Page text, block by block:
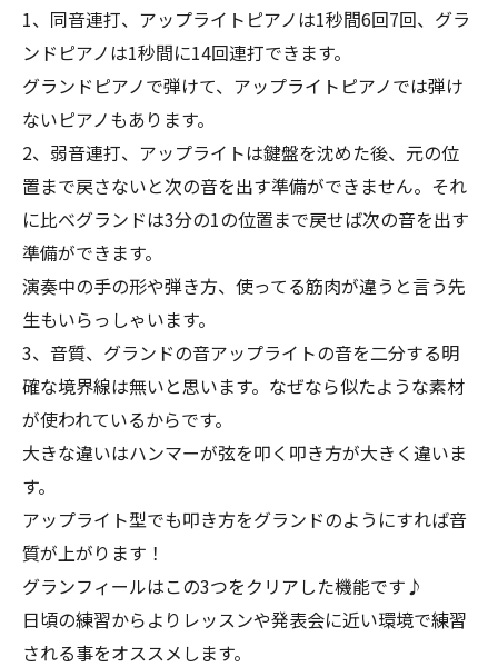
1、同音連打、アップライトピアノは1秒間6回7回、グラ
ンドピアノは1秒間に14回連打できます。
グランドピアノで弾けて、アップライトピアノでは弾け
ないピアノもあります。
2、弱音連打、アップライトは鍵盤を沈めた後、元の位
置まで戻さないと次の音を出す準備ができません。それ
に比べグランドは3分の1の位置まで戻せば次の音を出す
準備ができます。
演奏中の手の形や弾き方、使ってる筋肉が違うと言う先
生もいらっしゃいます。
3、音質、グランドの音アップライトの音を二分する明
確な境界線は無いと思います。なぜなら似たような素材
が使われているからです。
大きな違いはハンマーが弦を叩く叩き方が大きく違いま
す。
アップライト型でも叩き方をグランドのようにすれば音
質が上がります！
グランフィールはこの3つをクリアした機能です♪
日頃の練習からよりレッスンや発表会に近い環境で練習
される事をオススメします。